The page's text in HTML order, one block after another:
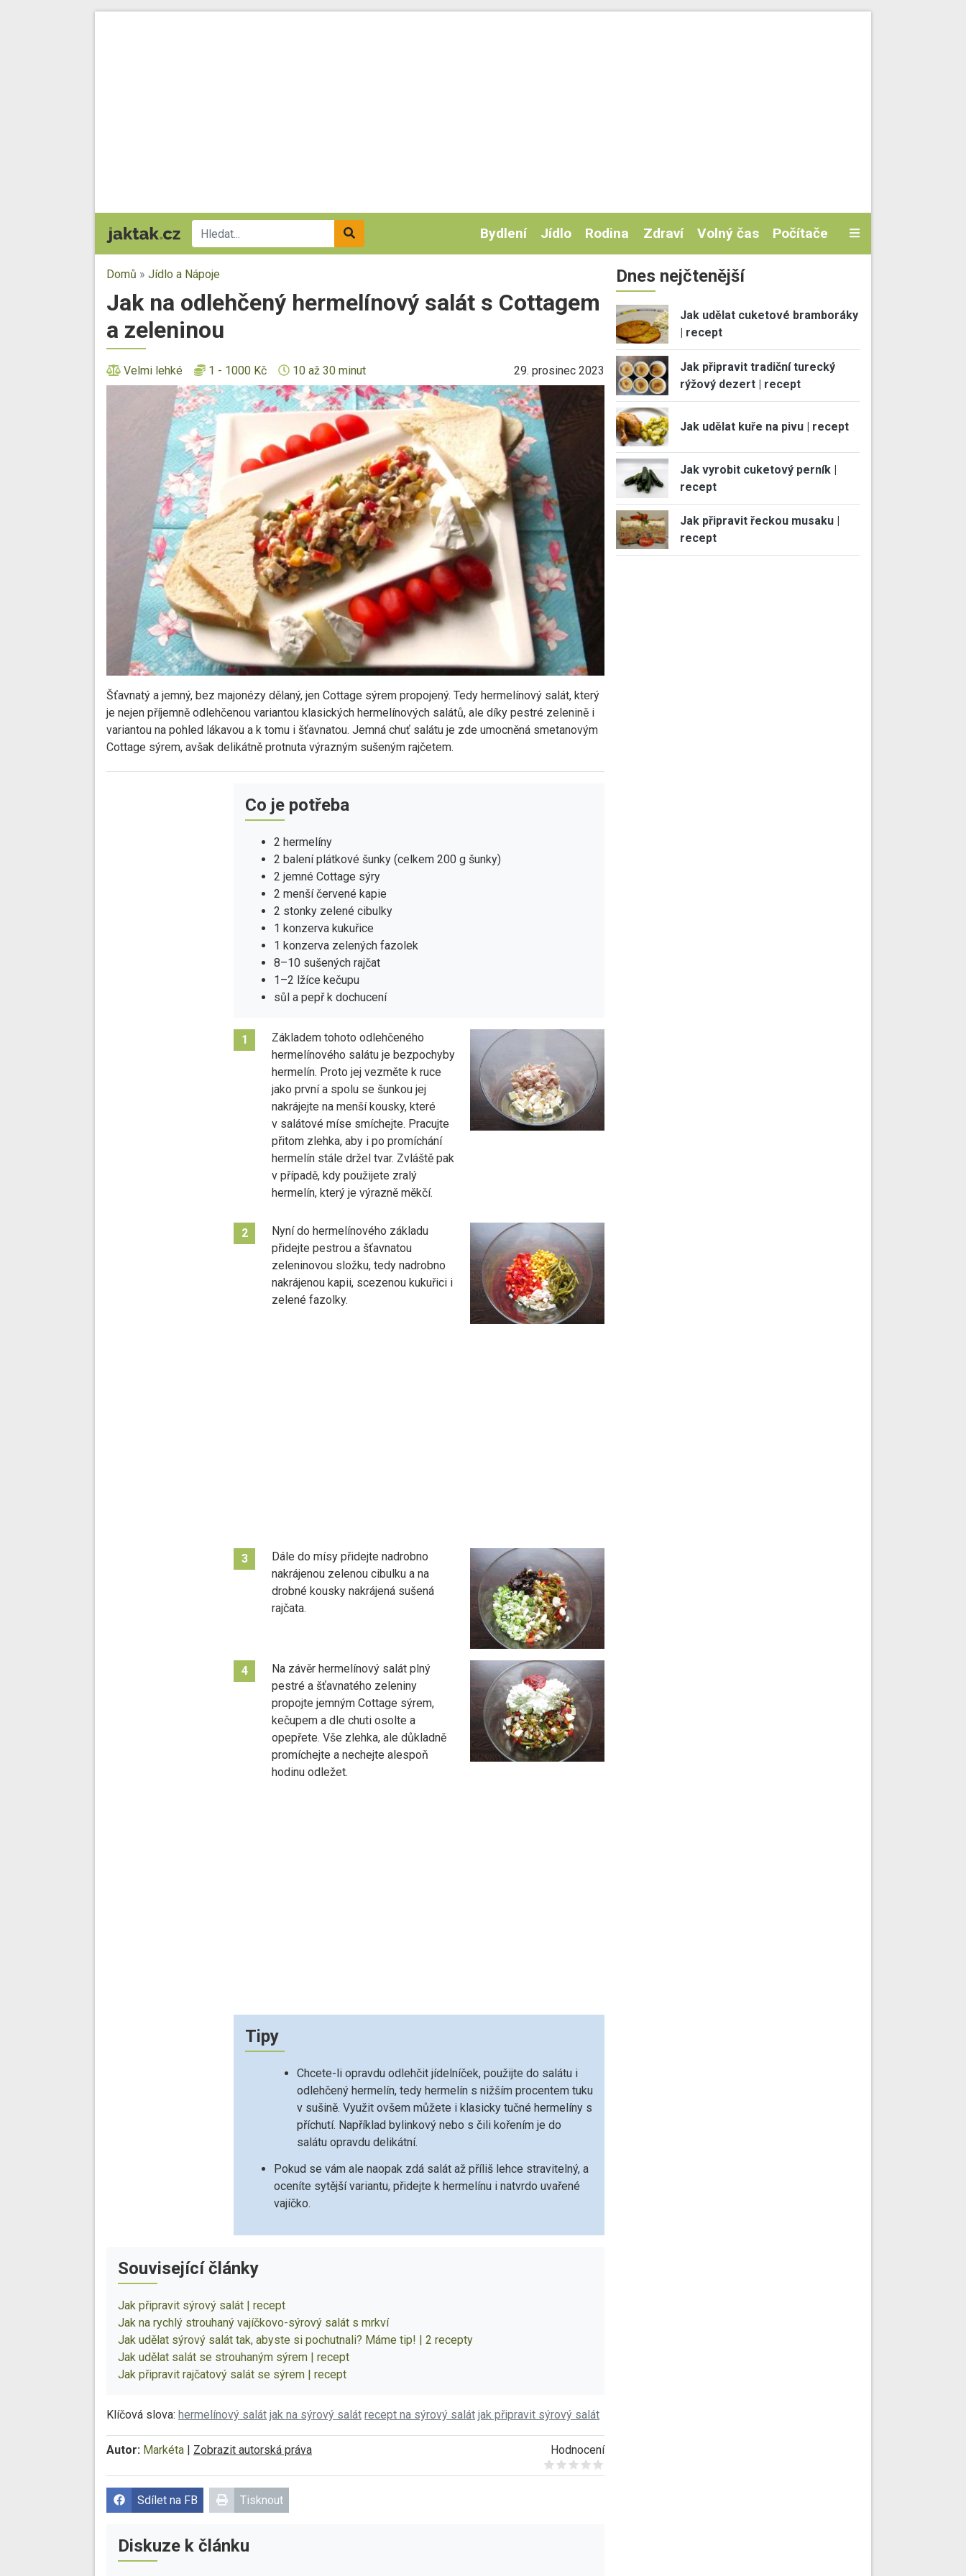
Bydlení Jídlo Rodina Zdraví Volný čas Počítače
Domů » Jídlo a Nápoje
Jak na odlehčený hermelínový salát s Cottagem
a zeleninou
Velmi lehké 1 - 1000 Kč 10 až 30 minut 29. prosinec 2023
Šťavnatý a jemný, bez majonézy dělaný, jen Cottage sýrem propojený. Tedy hermelínový salát, který
je nejen příjemně odlehčenou variantou klasických hermelínových salátů, ale díky pestré zelenině i
variantou na pohled lákavou a k tomu i šťavnatou. Jemná chuť salátu je zde umocněná smetanovým
Cottage sýrem, avšak delikátně protnuta výrazným sušeným rajčetem.
Co je potřeba
2 hermelíny
2 balení plátkové šunky (celkem 200 g šunky)
2 jemné Cottage sýry
2 menší červené kapie
2 stonky zelené cibulky
1 konzerva kukuřice
1 konzerva zelených fazolek
8–10 sušených rajčat
1–2 lžíce kečupu
sůl a pepř k dochucení
1
Základem tohoto odlehčeného
hermelínového salátu je bezpochyby
hermelín. Proto jej vezměte k ruce
jako první a spolu se šunkou jej
nakrájejte na menší kousky, které
v salátové míse smíchejte. Pracujte
přitom zlehka, aby i po promíchání
hermelín stále držel tvar. Zvláště pak
v případě, kdy použijete zralý
hermelín, který je výrazně měkčí.
2
Nyní do hermelínového základu
přidejte pestrou a šťavnatou
zeleninovou složku, tedy nadrobno
nakrájenou kapii, scezenou kukuřici i
zelené fazolky.
3
Dále do mísy přidejte nadrobno
nakrájenou zelenou cibulku a na
drobné kousky nakrájená sušená
rajčata.
4
Na závěr hermelínový salát plný
pestré a šťavnatého zeleniny
propojte jemným Cottage sýrem,
kečupem a dle chuti osolte a
opepřete. Vše zlehka, ale důkladně
promíchejte a nechejte alespoň
hodinu odležet.
Tipy
Chcete-li opravdu odlehčit jídelníček, použijte do salátu i
odlehčený hermelín, tedy hermelín s nižším procentem tuku
v sušině. Využit ovšem můžete i klasicky tučné hermelíny s
příchutí. Například bylinkový nebo s čili kořením je do
salátu opravdu delikátní.
Pokud se vám ale naopak zdá salát až příliš lehce stravitelný, a
oceníte sytější variantu, přidejte k hermelínu i natvrdo uvařené
vajíčko.
Související články
Jak připravit sýrový salát | recept
Jak na rychlý strouhaný vajíčkovo-sýrový salát s mrkví
Jak udělat sýrový salát tak, abyste si pochutnali? Máme tip! | 2 recepty
Jak udělat salát se strouhaným sýrem | recept
Jak připravit rajčatový salát se sýrem | recept
Klíčová slova: hermelínový salát jak na sýrový salát recept na sýrový salát jak připravit sýrový salát
Autor: Markéta Zobrazit autorská práva
Hodnocení
Give it 1/5
Give it 2/5
Give it 3/5
Give it 4/5
Give it 5/5
Sdílet na FB Tisknout
Diskuze k článku
Dnes nejčtenější
Jak udělat cuketové bramboráky
| recept
Jak připravit tradiční turecký
rýžový dezert | recept
Jak udělat kuře na pivu | recept
Jak vyrobit cuketový perník |
recept
Jak připravit řeckou musaku |
recept